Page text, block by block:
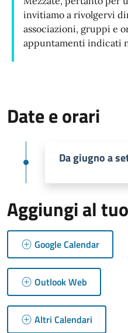
invitiamo a rivolgervi
associazioni, gruppi e
appuntamenti indicati
Date e orari
Da giugno a
Aggiungi al
Google Calendar
Outlook Web
Altri Calendari